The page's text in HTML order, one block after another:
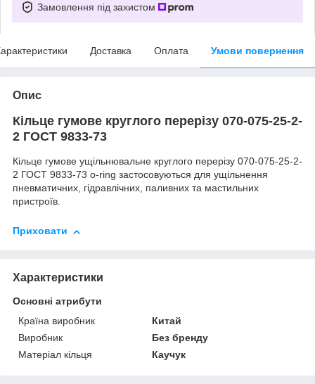
Замовлення під захистом
Доставка Оплата Умови повернення
Опис
Кільце гумове круглого перерізу 070-075-25-2-
2 ГОСТ 9833-73
Кільце гумове ущільнювальне круглого перерізу 070-075-25-2-
2 ГОСТ 9833-73 o-ring застосовуються для ущільнення
пневматичних, гідравлічних, паливних та мастильних
пристроїв.
Приховати
Характеристики
Основні атрибути
Країна виробник
Китай
Виробник
Без бренду
Матеріал кільця
Каучук